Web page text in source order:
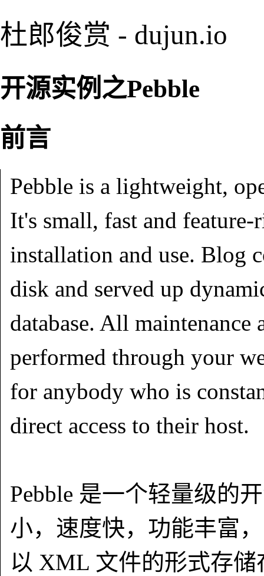
杜郎俊赏 - dujun.io
开源实例之Pebble
前言
Pebble is a lightweight,
It's small, fast and
installation and use. Blog
disk and served up
database. All
performed through your
for anybody who is
direct access to their host.
Pebble 是一个轻量级的
小，速度快，功能丰富
以 XML 文件的形式存